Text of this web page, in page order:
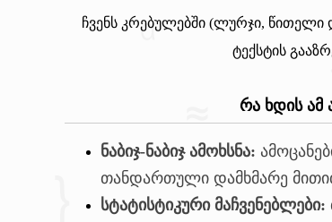
ჩვენს კრებულებში (ლურჯი, წითელი
ტექსტის
რა ხდის ამ
ნაბიჯ-ნაბიჯ ამოხსნა:
თანდართული დამხმარე
სტატისტიკური მაჩვენებლები: